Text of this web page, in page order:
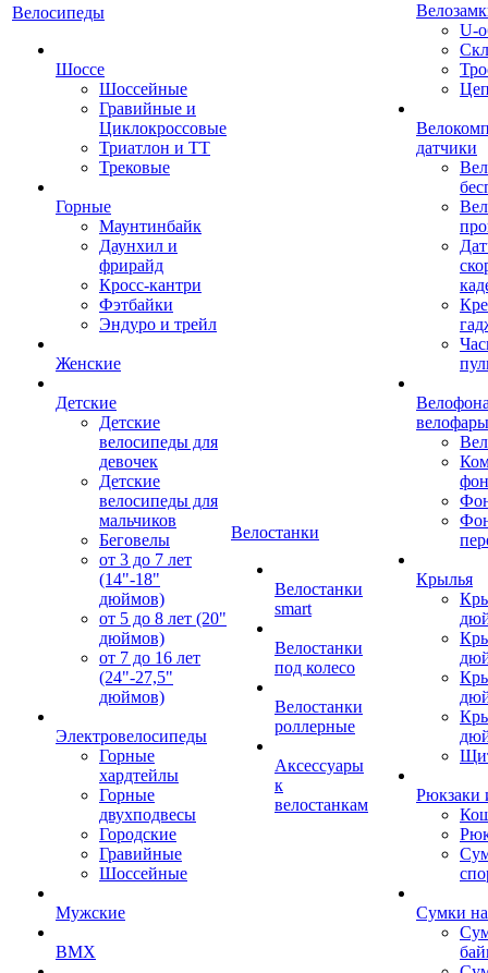
Велосипеды
Шоссе
Шоссейные
Гравийные и
Циклокроссовые
Триатлон и ТТ
Трековые
Горные
Маунтинбайк
Даунхил и
фрирайд
Кросс-кантри
Фэтбайки
Эндуро и трейл
Женские
Детские
Детские
велосипеды для
девочек
Детские
велосипеды для
мальчиков
Беговелы
от 3 до 7 лет
(14"-18"
дюймов)
от 5 до 8 лет (20"
дюймов)
от 7 до 16 лет
(24"-27,5"
дюймов)
Электровелосипеды
Горные
хардтейлы
Горные
двухподвесы
Городские
Гравийные
Шоссейные
Мужские
BMX
Велостанки
Велостанки
smart
Велостанки
под колесо
Велостанки
роллерные
Аксессуары
к
велостанкам
U-
датчики
велофары
Крылья
Рюкзаки
Сумки